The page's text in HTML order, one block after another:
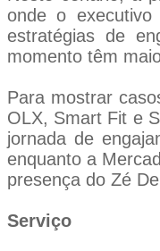
onde o
estratégias de
momento têm
Para mostrar
OLX, Smart Fit e
jornada de
enquanto a
presença do Zé
Serviço